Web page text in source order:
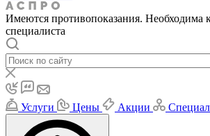
Имеются противопоказания. Необходима
специалиста
Услуги Цены Акции